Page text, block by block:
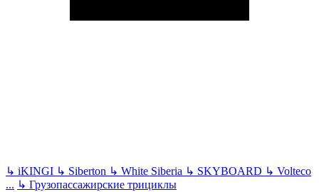
↳ iKINGI ↳ Siberton ↳ White Siberia ↳ SKYBOARD ↳ Volteco
... ↳ Грузопассажирские трициклы